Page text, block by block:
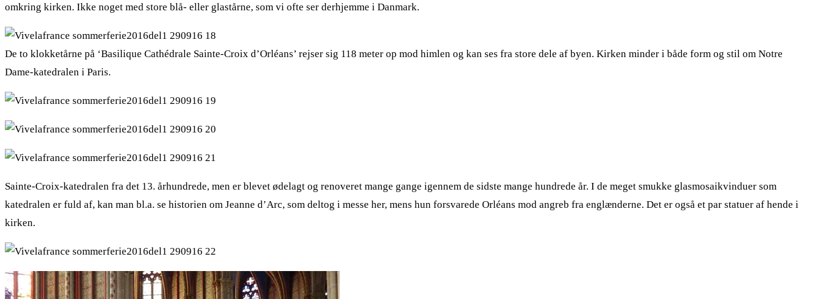
omkring kirken. Ikke noget med store blå- eller glastårne, som vi ofte ser derhjemme i Danmark.
De to klokketårne på ‘Basilique Cathédrale Sainte-Croix d’Orléans’ rejser sig 118 meter op mod himlen og kan ses fra store dele af byen. Kirken minder i både form og stil om Notre
Dame-katedralen i Paris.
Sainte-Croix-katedralen fra det 13. århundrede, men er blevet ødelagt og renoveret mange gange igennem de sidste mange hundrede år. I de meget smukke glasmosaikvinduer som
katedralen er fuld af, kan man bl.a. se historien om Jeanne d’Arc, som deltog i messe her, mens hun forsvarede Orléans mod angreb fra englænderne. Det er også et par statuer af hende i
kirken.